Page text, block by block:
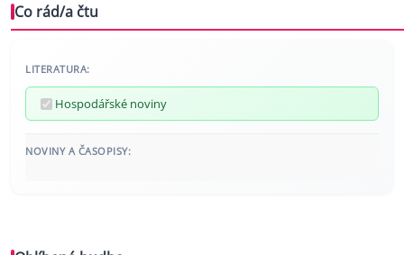
Co rád/a čtu
LITERATURA:
Hospodářské noviny
NOVINY A ČASOPISY: